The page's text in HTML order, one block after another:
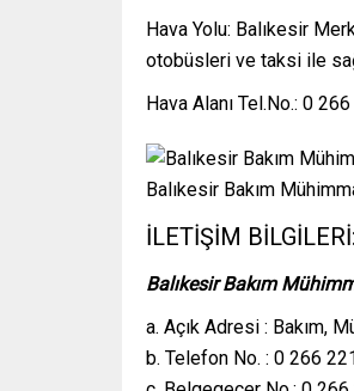
Hava Yolu: Balıkesir
otobüsleri ve taksi ile
Hava Alanı Tel.No.: 0
Balıkesir Bakım
İLETİŞİM BİLGİLERİ:
Balıkesir Bakım
a. Açık Adresi : Bakım,
b. Telefon No. : 0 266